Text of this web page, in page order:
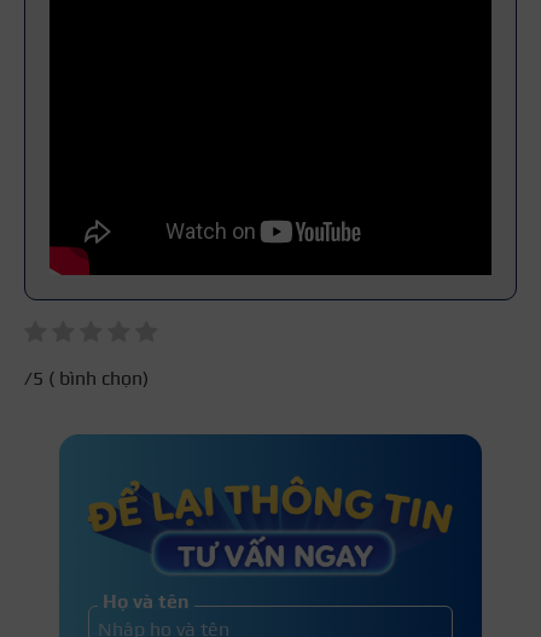
/5 ( bình chọn)
Họ và tên